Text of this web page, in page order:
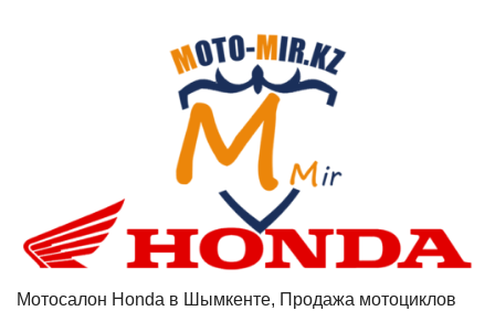
Мотосалон Honda в Шымкенте, Продажа мотоциклов